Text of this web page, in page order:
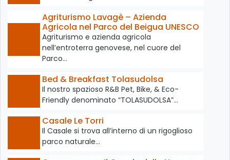
Agriturismo Lavagè – Azienda
Agricola nel Parco del Beigua UNESCO
Agriturismo e azienda agricola
nell’entroterra genovese, nel cuore del
Parco…
Bed & Breakfast Tolasudolsa
Il nostro spazioso R&B Pet, Bike, & Eco-
Friendly denominato “TOLASUDOLSA”…
Casale Le Torri
Il Casale si trova all’interno di un rigoglioso
parco naturale…